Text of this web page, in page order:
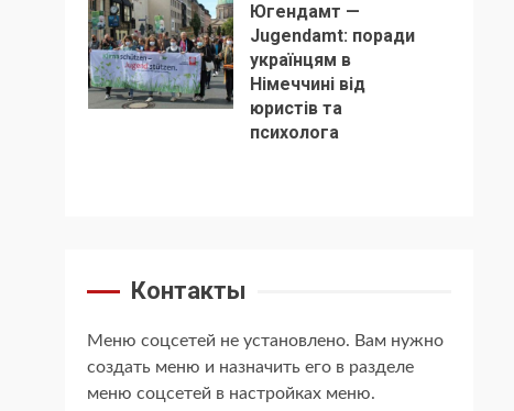
5
Югендамт —
Jugendamt: поради
українцям в
Німеччині від
юристів та
психолога
Контакты
Меню соцсетей не установлено. Вам нужно
создать меню и назначить его в разделе
меню соцсетей в настройках меню.